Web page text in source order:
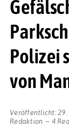
Polizei
von
Veröffentlicht:29.
Redaktion
4